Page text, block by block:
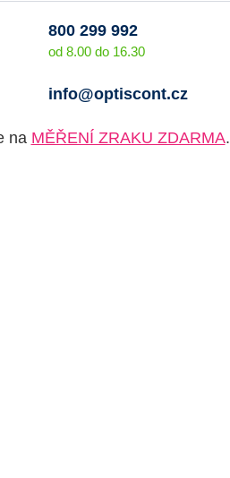
800 299 992
od 8.00 do 16.30
info@optiscont.cz
na MĚŘENÍ ZRAKU ZDARMA.